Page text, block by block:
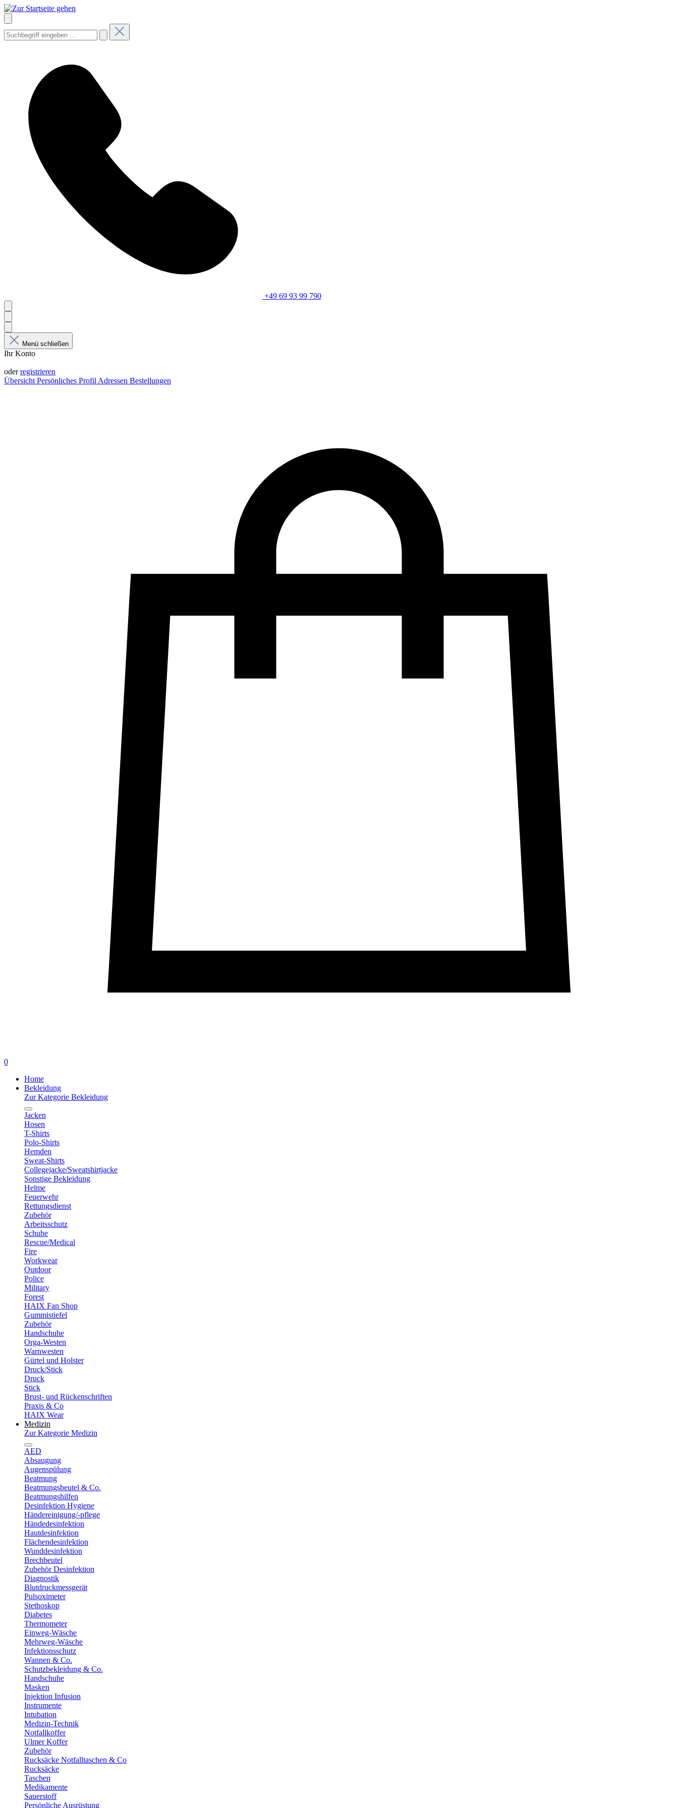
+49 69 93 99 790
Menü schließen
Ihr Konto
oderregistrieren
Übersicht Persönliches Profil Adressen Bestellungen
0
Home
Bekleidung
Zur Kategorie Bekleidung
Jacken
Hosen
T-Shirts
Polo-Shirts
Hemden
Sweat-Shirts
Collegejacke/Sweatshirtjacke
Sonstige Bekleidung
Helme
Feuerwehr
Rettungsdienst
Zubehör
Arbeitsschutz
Schuhe
Rescue/Medical
Fire
Workwear
Outdoor
Police
Military
Forest
HAIX Fan Shop
Gummistiefel
Zubehör
Handschuhe
Orga-Westen
Warnwesten
Gürtel und Holster
Druck/Stick
Druck
Stick
Brust- und Rückenschriften
Praxis & Co
HAIX Wear
Medizin
Zur Kategorie Medizin
AED
Absaugung
Augenspülung
Beatmung
Beatmungsbeutel & Co.
Beatmungshilfen
Desinfektion Hygiene
Händereinigung/-pflege
Händedesinfektion
Hautdesinfektion
Flächendesinfektion
Wunddesinfektion
Brechbeutel
Zubehör Desinfektion
Diagnostik
Blutdruckmessgerät
Pulsoximeter
Stethoskop
Diabetes
Thermometer
Einweg-Wäsche
Mehrweg-Wäsche
Infektionsschutz
Wannen & Co.
Schutzbekleidung & Co.
Handschuhe
Masken
Injektion Infusion
Instrumente
Intubation
Medizin-Technik
Notfallkoffer
Ulmer Koffer
Zubehör
Rucksäcke Notfalltaschen & Co
Rucksäcke
Taschen
Medikamente
Sauerstoff
Persönliche Ausrüstung